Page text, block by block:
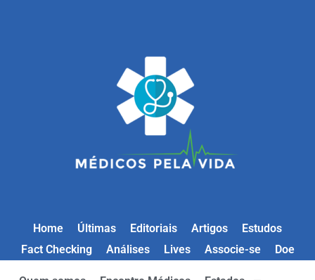
Home Últimas Editoriais Artigos
Estudos
Fact Checking
Análises Lives Associe-se Doe